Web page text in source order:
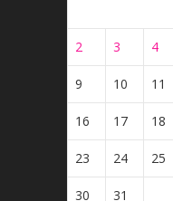
2 3 4
9 10 11
16 17 18
23 24 25
30 31